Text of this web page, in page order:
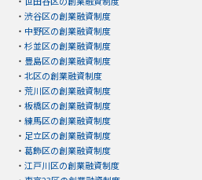
・ 渋谷区の創業融資制度
・ 中野区の創業融資制度
・ 杉並区の創業融資制度
・ 豊島区の創業融資制度
・ 北区の創業融資制度
・ 荒川区の創業融資制度
・ 板橋区の創業融資制度
・ 練馬区の創業融資制度
・ 足立区の創業融資制度
・ 葛飾区の創業融資制度
・ 江戸川区の創業融資制度